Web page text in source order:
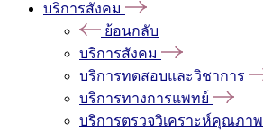
บริการสังคม
ย้อนกลับ
บริการสังคม
บริการทดสอบและวิชาการ
บริการทางการแพทย์
บริการตรวจวิเคราะห์คุณภาพ